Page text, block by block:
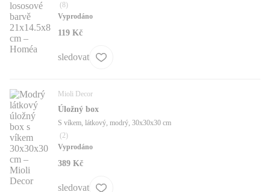
(8)
Vyprodáno
119 Kč
sledovat
Mioli Decor
Úložný box
S víkem, látkový, modrý, 30x30x30 cm
(2)
Vyprodáno
389 Kč
sledovat